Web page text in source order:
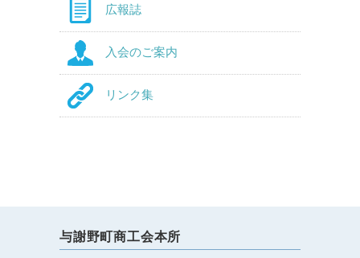
広報誌
入会のご案内
リンク集
与謝野町商工会本所